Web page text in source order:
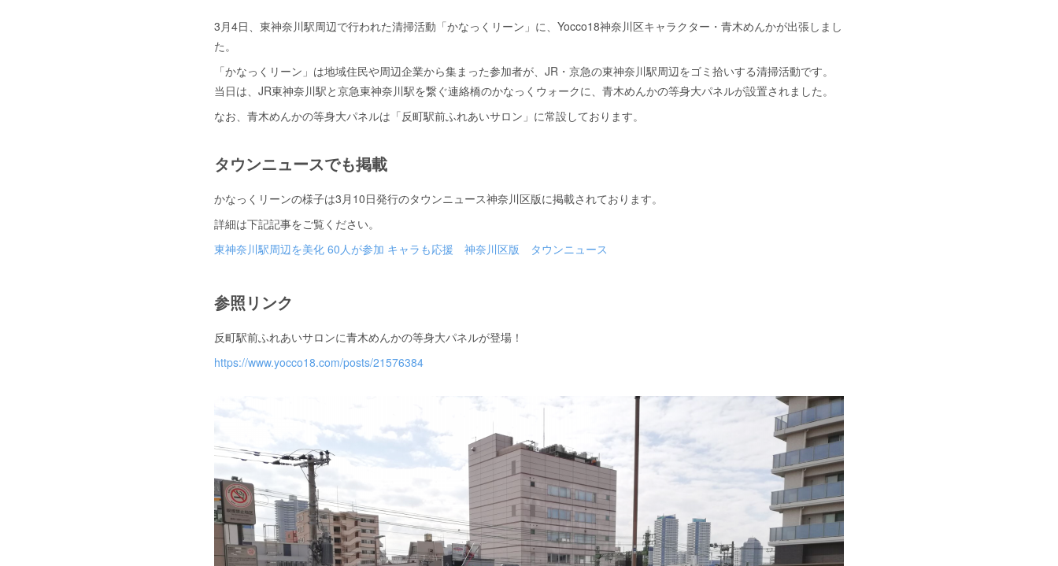
3月4日、東神奈川駅周辺で行われた清掃活動「かなっくリーン」に、Yocco18神奈川区キャラクター・青木めんかが出張しまし
た。
「かなっくリーン」は地域住民や周辺企業から集まった参加者が、JR・京急の東神奈川駅周辺をゴミ拾いする清掃活動です。
当日は、JR東神奈川駅と京急東神奈川駅を繋ぐ連絡橋のかなっくウォークに、青木めんかの等身大パネルが設置されました。
なお、青木めんかの等身大パネルは「反町駅前ふれあいサロン」に常設しております。
タウンニュースでも掲載
かなっくリーンの様子は3月10日発行のタウンニュース神奈川区版に掲載されております。
詳細は下記記事をご覧ください。
東神奈川駅周辺を美化 60人が参加 キャラも応援 神奈川区版 タウンニュース
参照リンク
反町駅前ふれあいサロンに青木めんかの等身大パネルが登場！
https://www.yocco18.com/posts/21576384